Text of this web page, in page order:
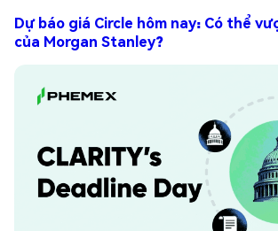
Dự báo giá Circle hôm nay: Có thể
của Morgan Stanley?